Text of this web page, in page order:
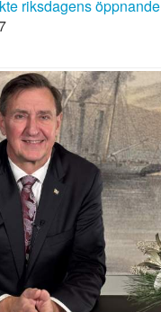
riksdagens öppnande